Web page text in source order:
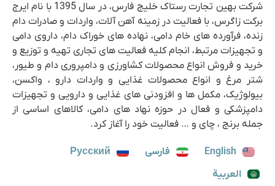
شرکت بهین تجارت رستاک خلیج فارس، در سال 1395 با نام ایرج
برکت زاگرس، با فعالیت در زمینه آهن آلات، واردات و صادرات دام
زنده، فرآورده های خام دامی، نهاده های خوراک دام، داروی دامی
و تجهیزات مرتبط، انجام کلیه فعالیت های تجاری تهیه و توزیع و
خرید و فروش انواع محصولات کشاورزی و دامپروری دام و طیور،
شتر مرغ و انواع محصولات غذایی و واردات دارو ، واکسن،
بیولوژیک، مکمل ها و افزودنی های غذایی و دارویی و تجهیزات
دامپزشکی و فعال در حوزه نهاد های دامی، کالاهای اساسی از
جمله برنج ، چای و … فعالیت خود را آغاز کرد.
English فارسی
Русский
العربية